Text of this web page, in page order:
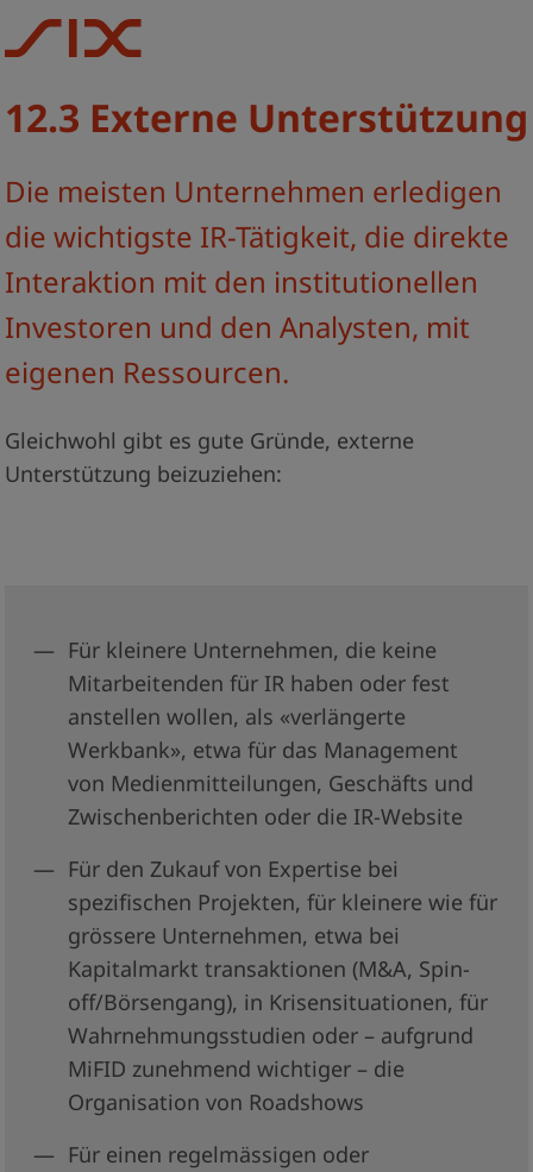
12.3 Externe Unterstützung
Die meisten Unternehmen erledigen
die wichtigste IR­-Tätigkeit, die direkte
Interaktion mit den institu­tionellen
Investoren und den Analysten, mit
eigenen Ressourcen.
Gleichwohl gibt es gute Gründe, externe
Unterstützung beizuziehen:
Für kleinere Unternehmen, die keine
Mitarbeitenden für IR haben oder fest
anstellen wollen, als «verlängerte
Werkbank», etwa für das Management
von Medienmitteilungen, Geschäfts­ und
Zwischenberichten oder die IR­-Website
Für den Zukauf von Expertise bei
spezifischen Projekten, für klei­nere wie für
grössere Unternehmen, etwa bei
Kapitalmarkt­ transaktionen (M&A, Spin­
off/Börsengang), in Krisensituationen, für
Wahrnehmungsstudien oder – aufgrund
MiFID zunehmend wichtiger – die
Organisation von Roadshows
Für einen regelmässigen oder